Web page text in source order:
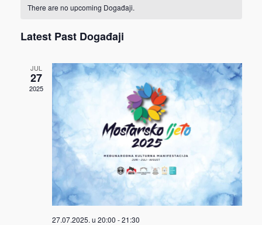
date.
There are no upcoming Događaji.
Latest Past Događaji
JUL
27
2025
27.07.2025. u 20:00 -21:30